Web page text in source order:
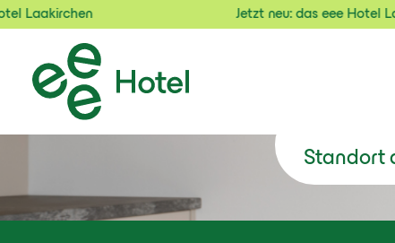
Jetzt neu: das eee Hotel Laakirchen
Standort